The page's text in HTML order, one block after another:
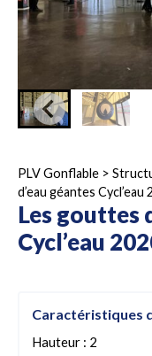
PLV Gonflable >
d’eau géantes Cycl’eau
Les gouttes
Cycl’eau
Caractéristiques
Hauteur : 2